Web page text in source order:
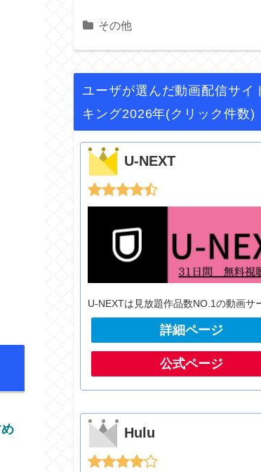
その他
ユーザが選んだ動画配信サイ
キング2026年(クリック件数)
U-NEXT
U-NEXTは見放題作品数NO.1の動画サ
詳細ページ
公式ページ
Hulu